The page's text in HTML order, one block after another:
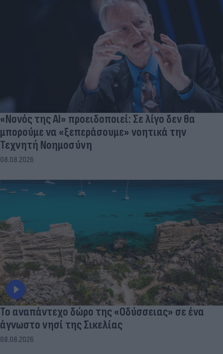
«Νονός της AI» προειδοποιεί: Σε λίγο δεν θα
μπορούμε να «ξεπεράσουμε» νοητικά την
Τεχνητή Νοημοσύνη
08.08.2026
To αναπάντεχο δώρο της «Οδύσσειας» σε ένα
άγνωστο νησί της Σικελίας
08.08.2026